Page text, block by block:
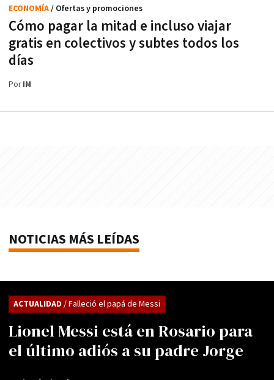
Cómo pagar la mitad e incluso viajar
gratis en colectivos y subtes todos los
días
ECONOMÍA/ Ofertas y promociones
PorIM
NOTICIAS MÁS LEÍDAS
Lionel Messi está en Rosario para
el último adiós a su padre Jorge
ACTUALIDAD / Falleció el papá de Messi